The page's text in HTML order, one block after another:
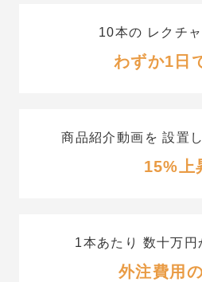
10本の レクチ
わずか1日
商品紹介動画を 設置
15%上
1本あたり 数十万円
外注費用